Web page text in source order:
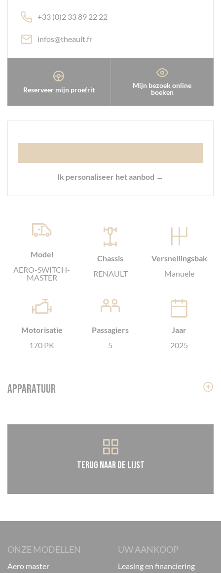
+33 (0)2 33 89 22 22
infos@theault.fr
Reserveer mijn proefrit
Mijn bezoek online
boeken
Ik personaliseer het aanbod →
Model
AERO-SWITCH-
MASTER
Chassis
RENAULT
Versnellingsbak
Manuele
Motorisatie
170 PK
Passagiers
5
Jaar
2025
Apparatuur
Terug naar de lijst
ONZE MODELLEN
aero master
UW AANKOOP
leasing en financiering
Cookies beheer paneel